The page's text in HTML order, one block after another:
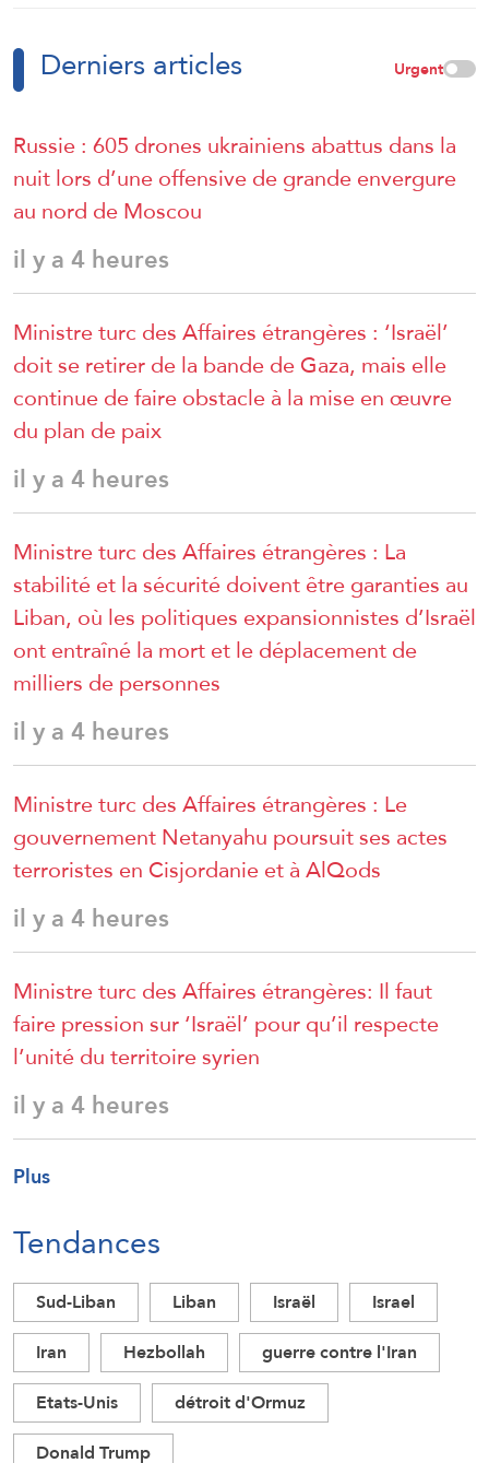
Derniers articles Urgent
Russie : 605 drones ukrainiens abattus dans la
nuit lors d’une offensive de grande envergure
au nord de Moscou
il y a 4 heures
Ministre turc des Affaires étrangères : ‘Israël’
doit se retirer de la bande de Gaza, mais elle
continue de faire obstacle à la mise en œuvre
du plan de paix
il y a 4 heures
Ministre turc des Affaires étrangères : La
stabilité et la sécurité doivent être garanties au
Liban, où les politiques expansionnistes d’Israël
ont entraîné la mort et le déplacement de
milliers de personnes
il y a 4 heures
Ministre turc des Affaires étrangères : Le
gouvernement Netanyahu poursuit ses actes
terroristes en Cisjordanie et à AlQods
il y a 4 heures
Ministre turc des Affaires étrangères: Il faut
faire pression sur ‘Israël’ pour qu’il respecte
l’unité du territoire syrien
il y a 4 heures
Plus
Tendances
Sud-Liban Liban Israël
Israel
Iran
Hezbollah
guerre contre l'Iran
Etats-Unis
détroit d'Ormuz
Donald Trump